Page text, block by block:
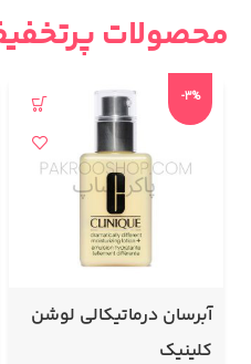
محصولات
-3%
آبرسان درماتیکالی لوشن
کلینیک